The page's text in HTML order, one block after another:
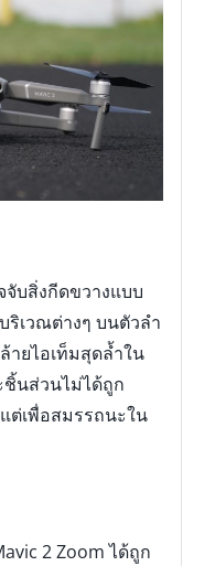
จับสิ่งกีดขวางแบบ
ริเวณต่างๆ บนตัวลำ
ายไอเท็มสุดล้ำใน
ชิ้นส่วนไม่ได้ถูก
ต่เพื่อสมรรถนะใน
2 Zoom ได้ถูก